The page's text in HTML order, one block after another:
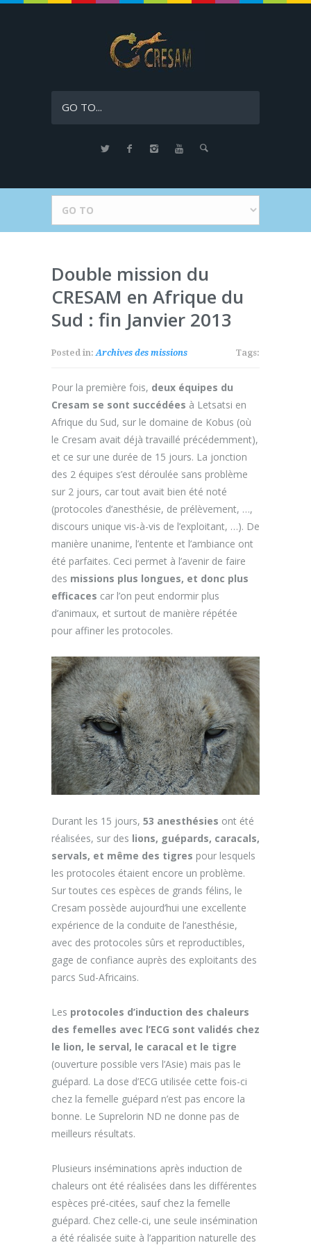
GO TO...
Double mission du
CRESAM en Afrique du
Sud : fin Janvier 2013
Posted in:Archives des missions Tags:
Pour la première fois, deux équipes du
Cresam se sont succédées à Letsatsi en
Afrique du Sud, sur le domaine de Kobus (où
le Cresam avait déjà travaillé précédemment),
et ce sur une durée de 15 jours. La jonction
des 2 équipes s’est déroulée sans problème
sur 2 jours, car tout avait bien été noté
(protocoles d’anesthésie, de prélèvement, …,
discours unique vis-à-vis de l’exploitant, …). De
manière unanime, l’entente et l’ambiance ont
été parfaites. Ceci permet à l’avenir de faire
des missions plus longues, et donc plus
efficaces car l’on peut endormir plus
d’animaux, et surtout de manière répétée
pour affiner les protocoles.
Durant les 15 jours, 53 anesthésies ont été
réalisées, sur des lions, guépards, caracals,
servals, et même des tigres pour lesquels
les protocoles étaient encore un problème.
Sur toutes ces espèces de grands félins, le
Cresam possède aujourd’hui une excellente
expérience de la conduite de l’anesthésie,
avec des protocoles sûrs et reproductibles,
gage de confiance auprès des exploitants des
parcs Sud-Africains.
Les protocoles d’induction des chaleurs
des femelles avec l’ECG sont validés chez
le lion, le serval, le caracal et le tigre
(ouverture possible vers l’Asie) mais pas le
guépard. La dose d’ECG utilisée cette fois-ci
chez la femelle guépard n’est pas encore la
bonne. Le Suprelorin ND ne donne pas de
meilleurs résultats.
Plusieurs inséminations après induction de
chaleurs ont été réalisées dans les différentes
espèces pré-citées, sauf chez la femelle
guépard. Chez celle-ci, une seule insémination
a été réalisée suite à l’apparition naturelle des